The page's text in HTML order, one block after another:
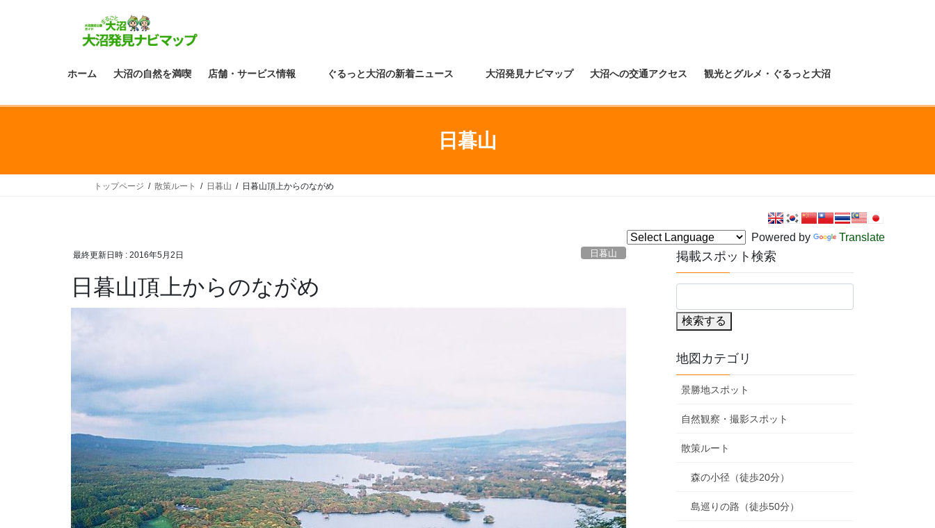
ホーム 大沼の自然を満喫 店舗・サービス情報 ぐるっと大沼の新着ニュース 大沼発見ナビマップ 大沼への交通アクセス 観光とグルメ・ぐるっと大沼
日暮山
トップページ 散策ルート 日暮山 日暮山頂上からのながめ
Powered by Translate
最終更新日時 : 2016年5月2日 日暮山
日暮山頂上からのながめ
掲載スポット検索
検索する
地図カテゴリ
景勝地スポット
自然観察・撮影スポット
散策ルート
森の小径（徒歩20分）
島巡りの路（徒歩50分）